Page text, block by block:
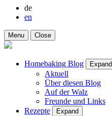
de
en
Menu Close
Homebaking Blog Expand
Aktuell
Über diesen Blog
Auf der Walz
Freunde und Links
Rezepte
Expand